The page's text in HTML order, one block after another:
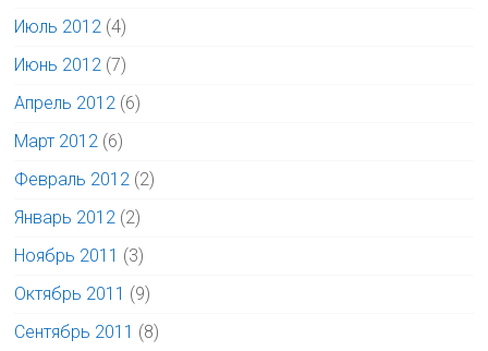
Июль 2012 (4)
Июнь 2012 (7)
Апрель 2012 (6)
Март 2012 (6)
Февраль 2012 (2)
Январь 2012 (2)
Ноябрь 2011 (3)
Октябрь 2011 (9)
Сентябрь 2011 (8)